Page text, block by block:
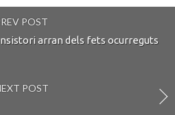
POST
arran dels fets ocurreguts
POST